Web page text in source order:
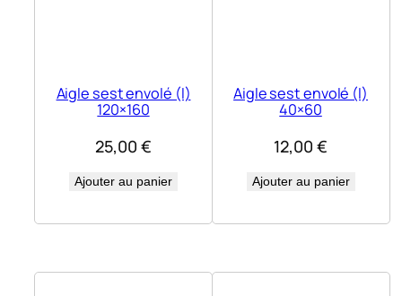
Aigle sest envolé (l)
120×160
25,00 €
Ajouter au panier
Aigle sest envolé (l)
40×60
12,00 €
Ajouter au panier